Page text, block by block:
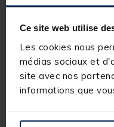
Ce site web utilise
Les cookies nous
médias sociaux et
site avec nos
informations que
12,99 €